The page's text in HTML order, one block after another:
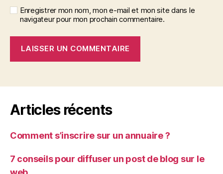
Enregistrer mon nom, mon e-mail et mon site dans le
navigateur pour mon prochain commentaire.
Articles récents
Comment s’inscrire sur un annuaire ?
7 conseils pour diffuser un post de blog sur le